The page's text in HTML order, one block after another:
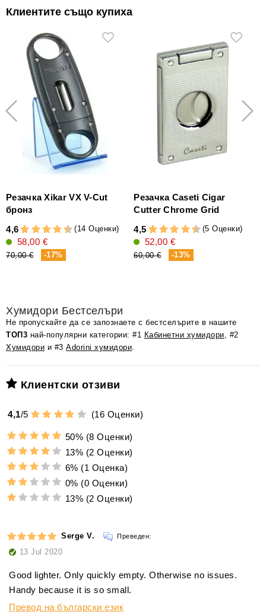
Клиентите също купиха
Резачка Xikar VX V-Cut
бронз
4,6
(14 Оценки)
58,00 €
70,00 € -17%
Резачка Caseti Cigar
Cutter Chrome Grid
4,5
(5 Оценки)
52,00 €
60,00 € -13%
Хумидори Бестселъри
Не пропускайте да се запознаете с бестселърите в нашите
ТОП3 най-популярни категории: #1 Кабинетни хумидори, #2
Хумидори и #3 Adorini хумидори.
Клиентски отзиви
4,1/5 (16 Оценки)
50% (8 Оценки)
13% (2 Оценки)
6% (1 Оценка)
0% (0 Оценки)
13% (2 Оценки)
Serge V. Преведен:
13 Jul 2020
Good lighter. Only quickly empty. Otherwise no issues.
Handy because it is so small.
Превод на български език